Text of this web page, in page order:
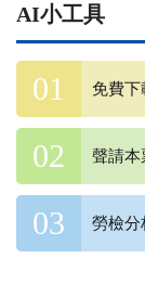
AI小工具
免費下
聲請本
勞檢分